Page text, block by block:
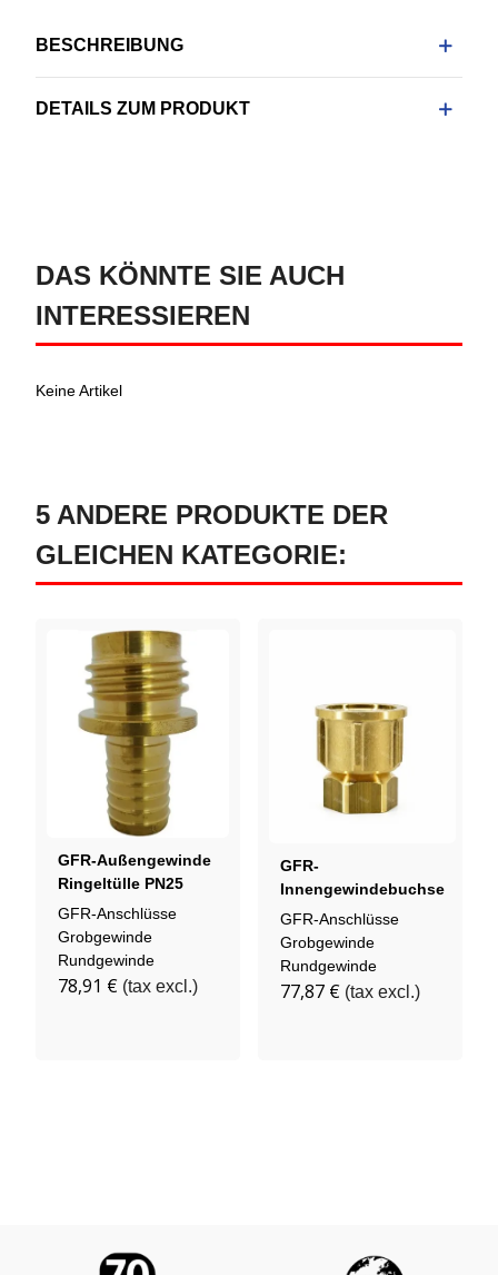
BESCHREIBUNG
DETAILS ZUM PRODUKT
DAS KÖNNTE SIE AUCH
INTERESSIEREN
Keine Artikel
5 ANDERE PRODUKTE DER
GLEICHEN KATEGORIE:
GFR-Außengewinde
Ringeltülle PN25
GFR-Anschlüsse
Grobgewinde
Rundgewinde
78,91 € (tax excl.)
GFR-
Innengewindebuchse
Innengewindebuchse
PN16
GFR-Anschlüsse
Grobgewinde
Rundgewinde
77,87 € (tax excl.)